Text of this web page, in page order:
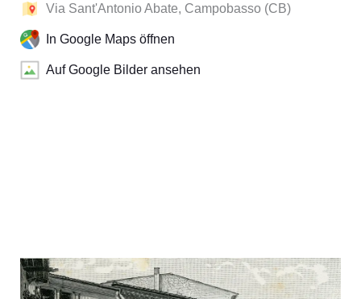
Via Sant'Antonio Abate, Campobasso (CB)
In Google Maps öffnen
Auf Google Bilder ansehen